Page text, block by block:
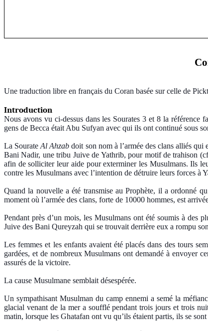
Une traduction libre en français du Coran basée sur celle de
Introduction
Nous avons vu ci-dessus dans les Sourates 3 et 8 la référence
gens de Becca était Abu Sufyan avec qui ils ont continué sous
La SourateAl Ahzab doit son nom à l’armée des clans alliés
Bani Nadir, une tribu Juive de Yathrib, pour motif de trahison
afin de solliciter leur aide pour exterminer les Musulmans. Ils
contre les Musulmans avec l’intention de détruire leurs forces à
Quand la nouvelle a été transmise au Prophète, il a ordonné
moment où l’armée des clans, forte de 10000 hommes, est
Pendant près d’un mois, les Musulmans ont été soumis à des
Juive des Bani Qureyzah qui se trouvait derrière eux a rompu
Les femmes et les enfants avaient été placés dans des tours
gardées, et de nombreux Musulmans ont demandé à envoyer
assurés de la victoire.
La cause Musulmane semblait désespérée.
Un sympathisant Musulman du camp ennemi a semé la
glacial venant de la mer a soufflé pendant trois jours et trois
matin, lorsque les Ghatafan ont vu qu’ils étaient partis, ils se